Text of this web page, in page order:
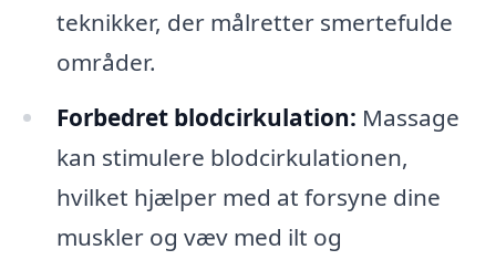
teknikker, der målretter smertefulde
områder.
Forbedret blodcirkulation: Massage
kan stimulere blodcirkulationen,
hvilket hjælper med at forsyne dine
muskler og væv med ilt og